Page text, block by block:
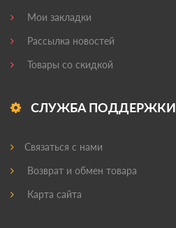
Мои закладки
Рассылка новостей
Товары со скидкой
СЛУЖБА ПОДДЕРЖКИ
Связаться с нами
Возврат и обмен товара
Карта сайта